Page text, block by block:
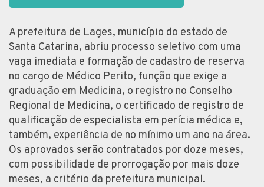
A prefeitura de Lages, município do estado de
Santa Catarina, abriu processo seletivo com uma
vaga imediata e formação de cadastro de reserva
no cargo de Médico Perito, função que exige a
graduação em Medicina, o registro no Conselho
Regional de Medicina, o certificado de registro de
qualificação de especialista em perícia médica e,
também, experiência de no mínimo um ano na área.
Os aprovados serão contratados por doze meses,
com possibilidade de prorrogação por mais doze
meses, a critério da prefeitura municipal.